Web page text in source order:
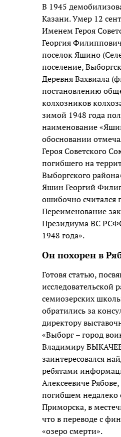
В 1945
Казани. Умер 12
Именем Героя
Георгия
поселок Яшино
поселение,
Деревня Вахвиала
постановлению
колхозников
зимой 1948 года
наименование
обосновании
Героя Советского
погибшего на
Выборгского
Яшин Георгий
ошибочно считался
Переименование
Президиума ВС
1948 года».
Он похорен в
Готовя статью,
исследовательской
семиозерских
обратились за
директору
«Выборг – город
Владимиру
заинтересовался
ребятами
Алексеевиче
погибшем
Приморска, в
что в переводе с
«озеро смерти».